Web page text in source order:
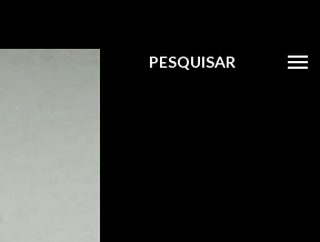
PESQUISAR